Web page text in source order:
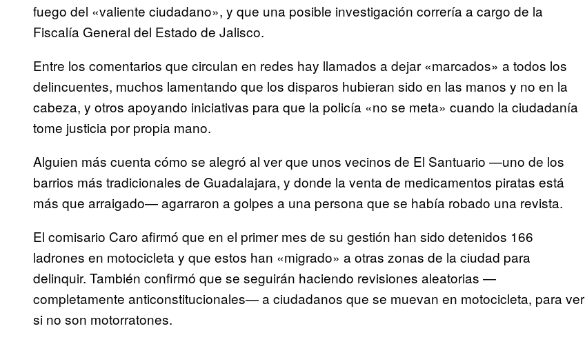
fuego del «valiente ciudadano», y que una posible investigación correría a cargo de la
Fiscalía General del Estado de Jalisco.
Entre los comentarios que circulan en redes hay llamados a dejar «marcados» a todos los
delincuentes, muchos lamentando que los disparos hubieran sido en las manos y no en la
cabeza, y otros apoyando iniciativas para que la policía «no se meta» cuando la ciudadanía
tome justicia por propia mano.
Alguien más cuenta cómo se alegró al ver que unos vecinos de El Santuario —uno de los
barrios más tradicionales de Guadalajara, y donde la venta de medicamentos piratas está
más que arraigado— agarraron a golpes a una persona que se había robado una revista.
El comisario Caro afirmó que en el primer mes de su gestión han sido detenidos 166
ladrones en motocicleta y que estos han «migrado» a otras zonas de la ciudad para
delinquir. También confirmó que se seguirán haciendo revisiones aleatorias —
completamente anticonstitucionales— a ciudadanos que se muevan en motocicleta, para ver
si no son motorratones.